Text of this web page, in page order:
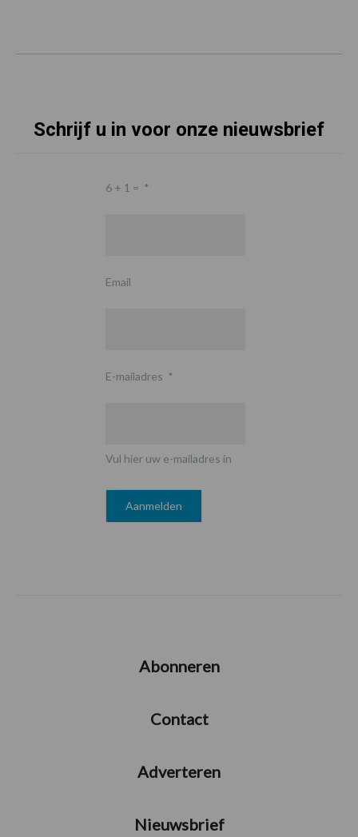
Schrijf u in voor onze nieuwsbrief
6 + 1 = *
Email
E-mailadres *
Vul hier uw e-mailadres in
Abonneren
Contact
Adverteren
Nieuwsbrief